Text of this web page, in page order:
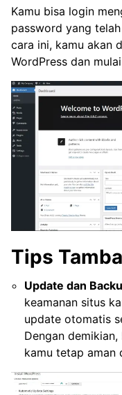
Kamu bisa login
password yang
cara ini, kamu akan
WordPress dan
Tips
Update dan
keamanan situs
update otomatis
Dengan
kamu tetap aman